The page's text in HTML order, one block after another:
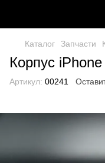
Каталог Запчасти
Корпус
Артикул: 00241